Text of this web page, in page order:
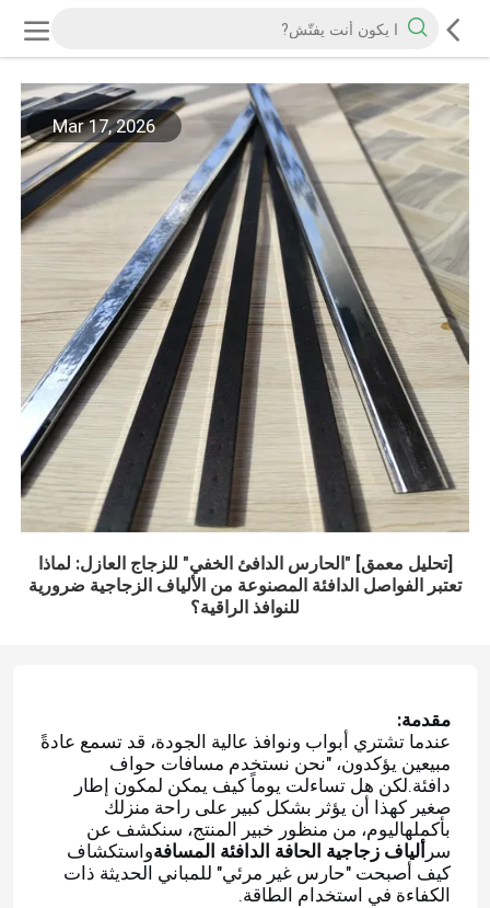
Mar 17, 2026
[تحليل معمق] "الحارس الدافئ الخفي" للزجاج العازل: لماذا
تعتبر الفواصل الدافئة المصنوعة من الألياف الزجاجية ضرورية
للنوافذ الراقية؟
مقدمة:
عندما تشتري أبواب ونوافذ عالية الجودة، قد تسمع عادةً
مبيعين يؤكدون، "نحن نستخدم مسافات حواف
دافئة.لكن هل تساءلت يوماً كيف يمكن لمكون إطار
صغير كهذا أن يؤثر بشكل كبير على راحة منزلك
بأكملهاليوم، من منظور خبير المنتج، سنكشف عن
سر ألياف زجاجية الحافة الدافئة المسافةواستكشاف
كيف أصبحت "حارس غير مرئي" للمباني الحديثة ذات
الكفاءة في استخدام الطاقة.